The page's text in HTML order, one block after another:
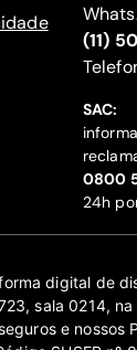
(11)
SAC:
‍0800
24h
digital de
sala 0214,
e nossos